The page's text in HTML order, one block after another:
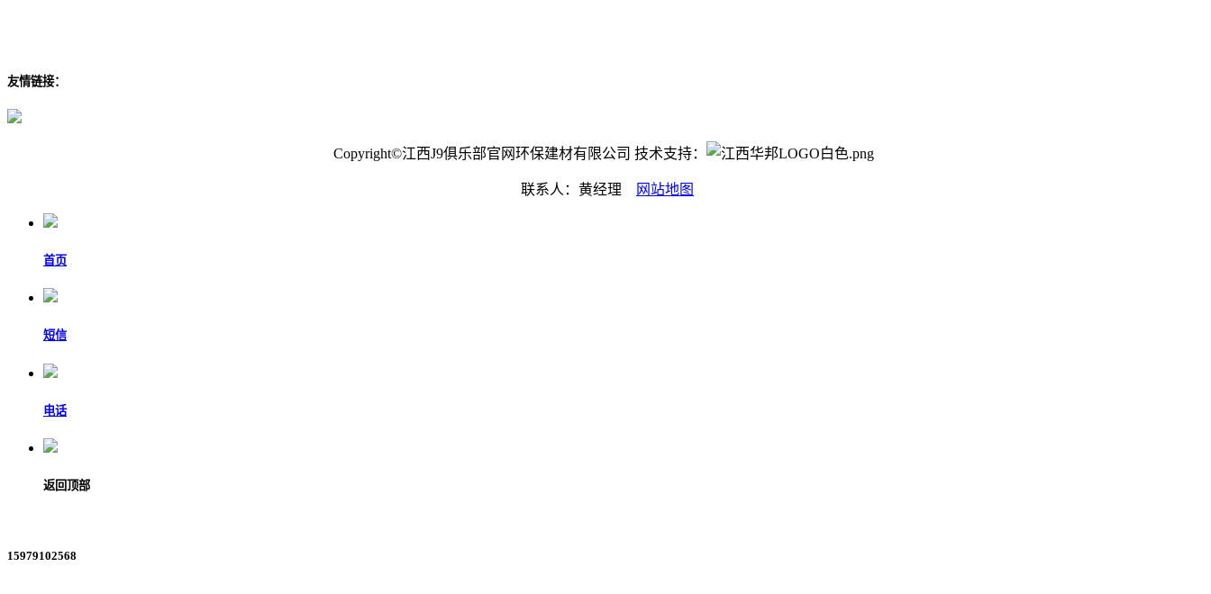
友情链接：
Copyright©江西J9俱乐部官网环保建材有限公司 技术支持：
联系人：黄经理 网站地图
首页
短信
电话
返回顶部
15979102568